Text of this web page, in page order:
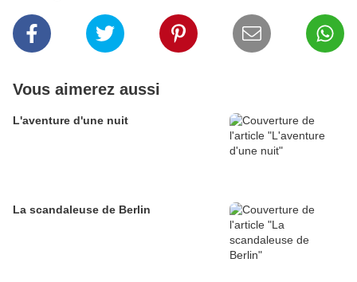
Vous aimerez aussi
L'aventure d'une nuit
La scandaleuse de Berlin